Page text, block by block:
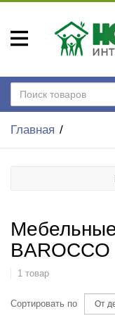
Главная
BAROCCO
1 товар
Сортировать по